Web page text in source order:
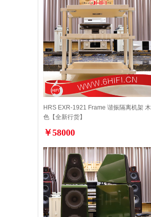
HRS EXR-1921 Frame 谐振隔离机架 木
色【全新行货】
￥58000